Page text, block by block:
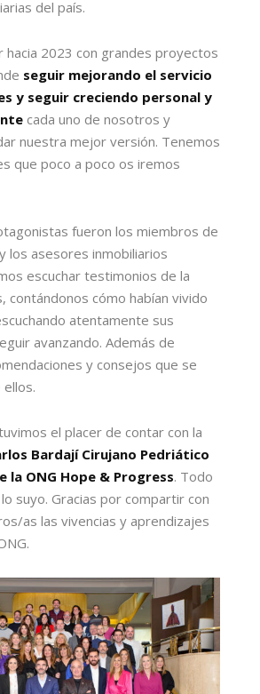
del país.
hacia 2023 con grandes proyectos
seguir mejorando el servicio
y seguir creciendo personal y
cada uno de nosotros y
nuestra mejor versión. Tenemos
que poco a poco os iremos
fueron los miembros de
los asesores inmobiliarios
escuchar testimonios de la
contándonos cómo habían vivido
atentamente sus
avanzando. Además de
y consejos que se
el placer de contar con la
Bardají Cirujano Pedriático
la ONG Hope & Progress. Todo
suyo. Gracias por compartir con
as las vivencias y aprendizajes